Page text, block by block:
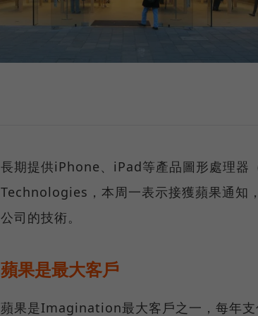
長期提供iPhone、iPad等產品圖形處理
Technologies，本周一表示接獲蘋果通知
公司的技術。
蘋果是最大客戶
蘋果是Imagination最大客戶之一，每年